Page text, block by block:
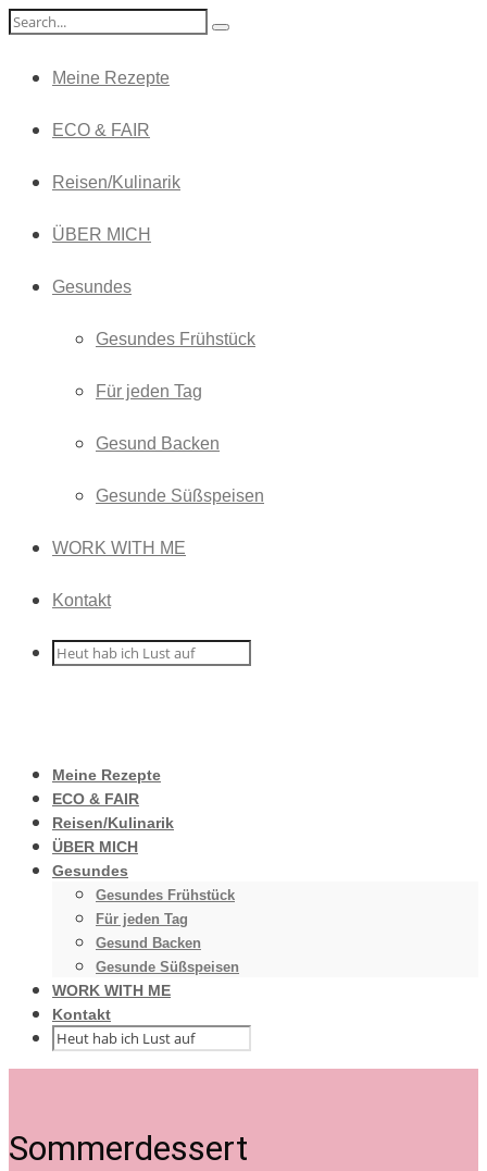
Meine Rezepte
ECO & FAIR
Reisen/Kulinarik
ÜBER MICH
Gesundes
Gesundes Frühstück
Für jeden Tag
Gesund Backen
Gesunde Süßspeisen
WORK WITH ME
Kontakt
Meine Rezepte
ECO & FAIR
Reisen/Kulinarik
ÜBER MICH
Gesundes
Gesundes Frühstück
Für jeden Tag
Gesund Backen
Gesunde Süßspeisen
WORK WITH ME
Kontakt
Sommerdessert